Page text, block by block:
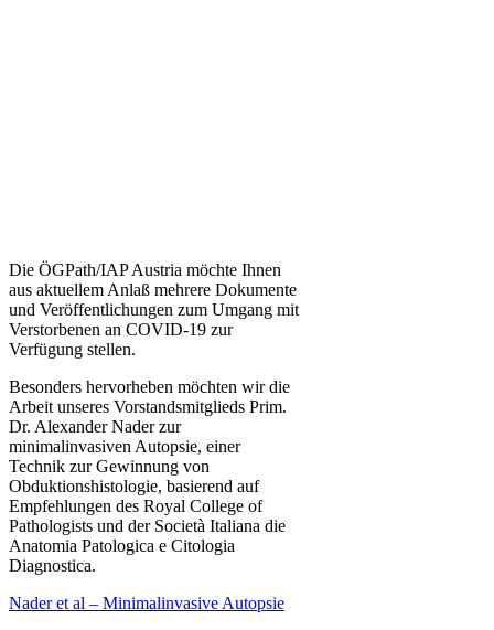
Die ÖGPath/IAP Austria möchte Ihnen
aus aktuellem Anlaß mehrere Dokumente
und Veröffentlichungen zum Umgang mit
Verstorbenen an COVID-19 zur
Verfügung stellen.
Besonders hervorheben möchten wir die
Arbeit unseres Vorstandsmitglieds Prim.
Dr. Alexander Nader zur
minimalinvasiven Autopsie, einer
Technik zur Gewinnung von
Obduktionshistologie, basierend auf
Empfehlungen des Royal College of
Pathologists und der Società Italiana die
Anatomia Patologica e Citologia
Diagnostica.
Nader et al – Minimalinvasive Autopsie